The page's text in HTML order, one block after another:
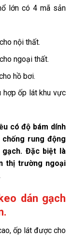
lớn có 4 mã sản
nội thất.
ngoại thất.
hồ bơi.
hợp ốp lát khu vực
có độ bám dính
rung động
Đặc biệt là
thị trường ngoại
dán gạch
ốp lát được cho